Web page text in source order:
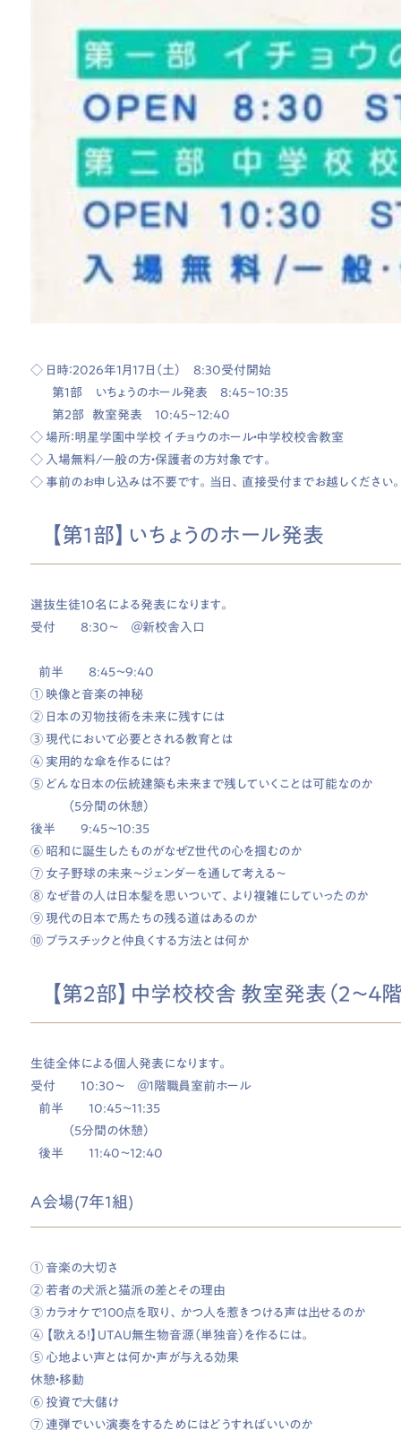
◇ 日時：2026年1月17日（土） 8:30受付開始
第１部 いちょうのホール発表 8:45~10:35
第２部 教室発表 10:45~12:40
◇ 場所：明星学園中学校 イチョウのホール・中学校校舎教室
◇ 入場無料/一般の方・保護者の方対象です。
◇ 事前のお申し込みは不要です。当日、直接受付までお越しください
【第1部】いちょうのホール発表
選抜生徒10名による発表になります。
受付 8:30～ ＠新校舎入口
前半 8:45～9:40
① 映像と音楽の神秘
② 日本の刃物技術を未来に残すには
③ 現代において必要とされる教育とは
④ 実用的な傘を作るには？
⑤ どんな日本の伝統建築も未来まで残していくことは可能なのか
（5分間の休憩）
後半 9:45～10:35
⑥ 昭和に誕生したものがなぜZ世代の心を掴むのか
⑦ 女子野球の未来〜ジェンダーを通して考える〜
⑧ なぜ昔の人は日本髪を思いついて、より複雑にしていったのか
⑨ 現代の日本で馬たちの残る道はあるのか
⑩ プラスチックと仲良くする方法とは何か
【第2部】中学校校舎 教室発表（2～4階
生徒全体による個人発表になります。
受付 10:30～ ＠1階職員室前ホール
前半 10:45～11:35
（5分間の休憩）
後半 11:40～12:40
A会場(7年1組)
① 音楽の大切さ
② 若者の犬派と猫派の差とその理由
③ カラオケで１００点を取り、かつ人を惹きつける声は出せるのか
④ 【歌える！】UTAU無生物音源（単独音）を作るには。
⑤ 心地よい声とは何か・声が与える効果
休憩・移動
⑥ 投資で大儲け
⑦ 連弾でいい演奏をするためにはどうすればいいのか